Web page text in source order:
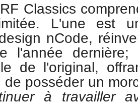
Classics
L'une est
nCode,
l'année
de l'original,
de posséder un
à travailler